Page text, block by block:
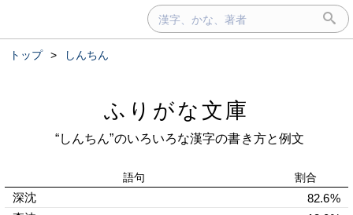
トップ > しんちん
ふりがな文庫
“しんちん”のいろいろな漢字の書き方と例文
語句 割合
深沈
82.6%